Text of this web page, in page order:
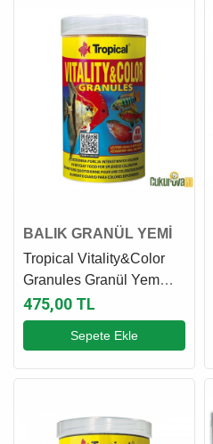
BALIK GRANÜL YEMİ
Tropical Vitality&Color
Granules Granül Yem
250 Ml - 138 Gr
475,00 TL
Sepete Ekle